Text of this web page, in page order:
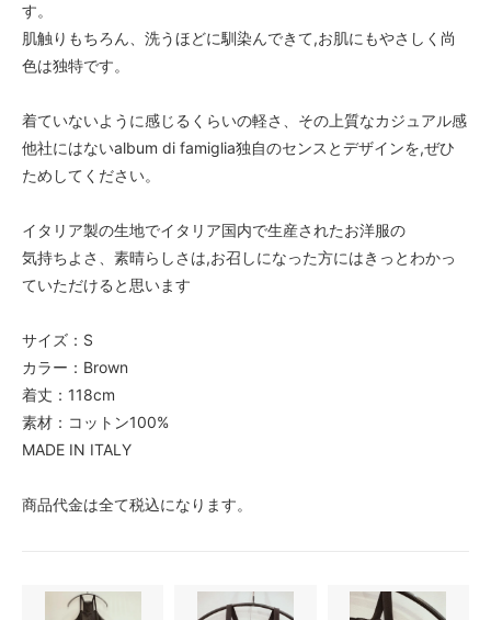
す。
肌触りもちろん、洗うほどに馴染んできて,お肌にもやさしく尚
色は独特です。
着ていないように感じるくらいの軽さ、その上質なカジュアル感
他社にはないalbum di famiglia独自のセンスとデザインを,ぜひ
ためしてください。
イタリア製の生地でイタリア国内で生産されたお洋服の
気持ちよさ、素晴らしさは,お召しになった方にはきっとわかっ
ていただけると思います
サイズ：S
カラー：Brown
着丈：118cm
素材：コットン100%
MADE IN ITALY
商品代金は全て税込になります。